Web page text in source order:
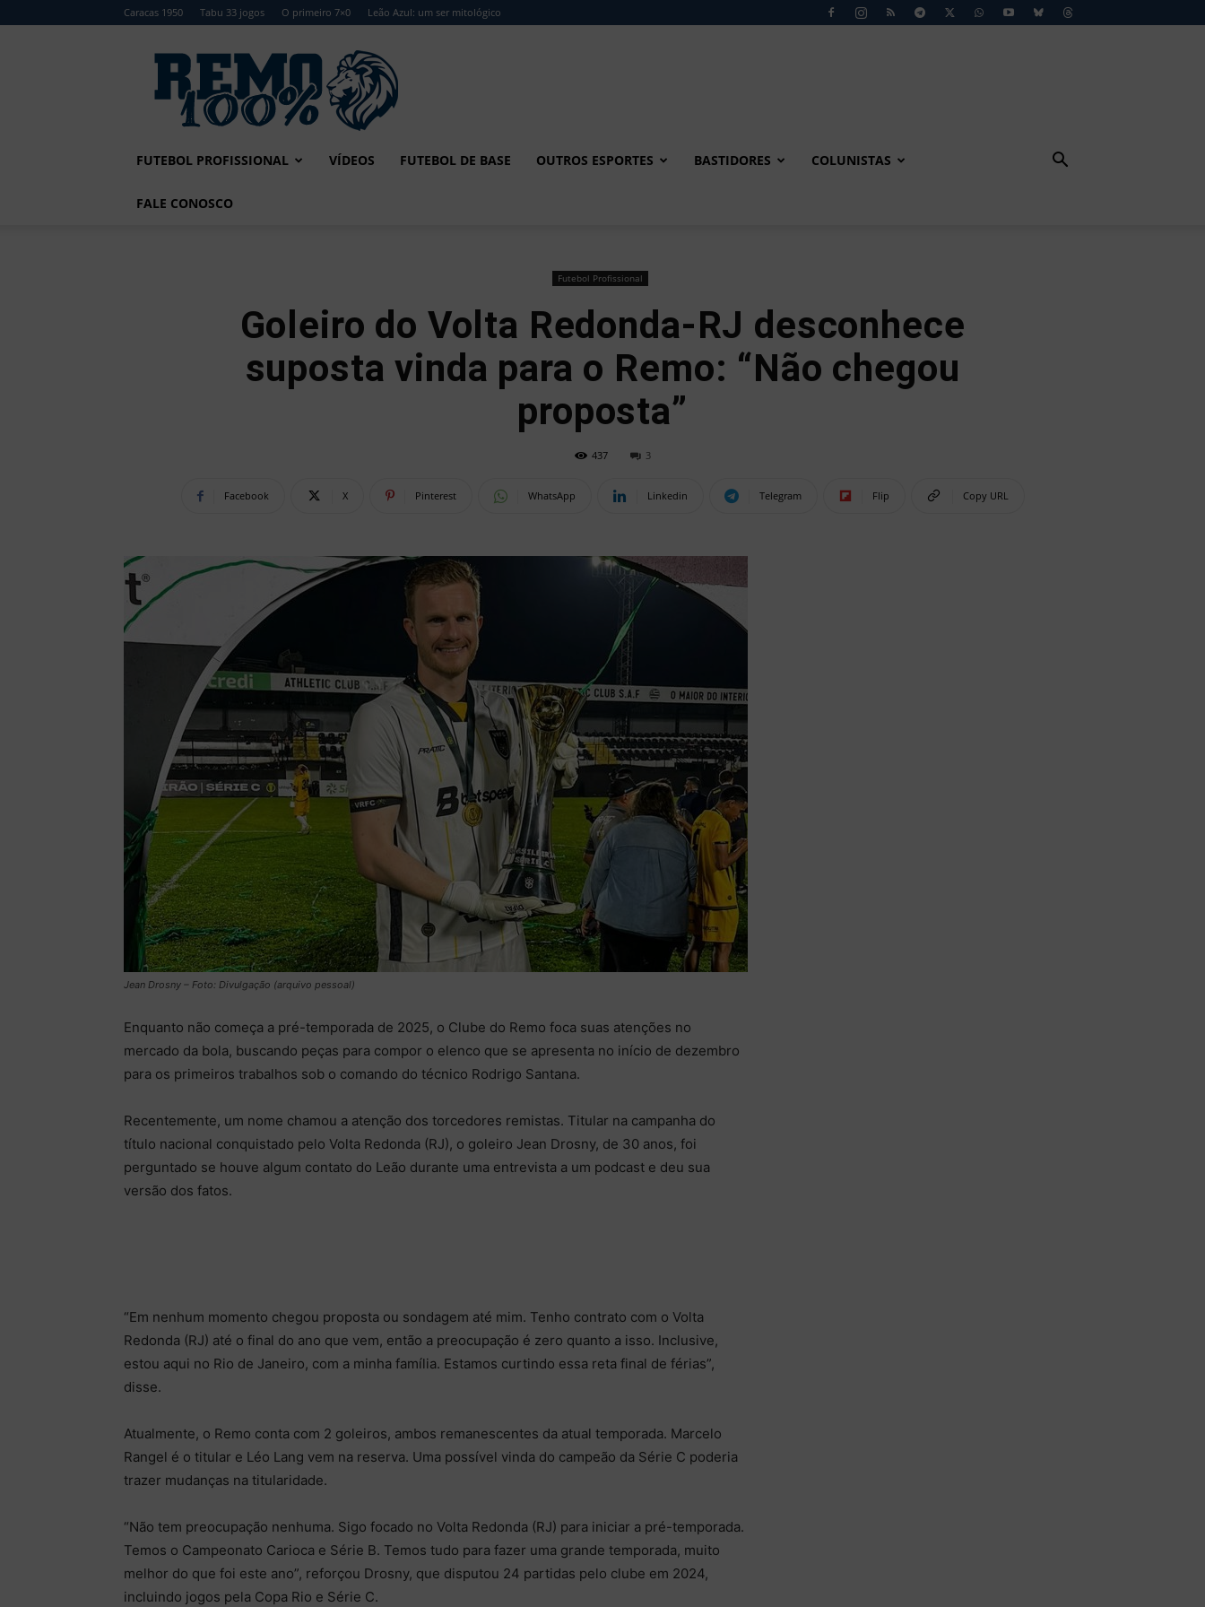
Caracas 1950 Tabu 33 jogos O primeiro 7×0 Leão Azul: um ser mitológico
Remo
FUTEBOL PROFISSIONAL VÍDEOS FUTEBOL DE BASE OUTROS ESPORTES BASTIDORES COLUNISTAS
FALE CONOSCO
Futebol Profissional
Goleiro do Volta Redonda-RJ desconhece
suposta vinda para o Remo: “Não chegou
proposta”
437 3
Facebook X Pinterest WhatsApp Linkedin Telegram Flip Copy URL
Jean Drosny – Foto: Divulgação (arquivo pessoal)
Enquanto não começa a pré-temporada de 2025, o Clube do Remo foca suas atenções no
mercado da bola, buscando peças para compor o elenco que se apresenta no início de dezembro
para os primeiros trabalhos sob o comando do técnico Rodrigo Santana.
Recentemente, um nome chamou a atenção dos torcedores remistas. Titular na campanha do
título nacional conquistado pelo Volta Redonda (RJ), o goleiro Jean Drosny, de 30 anos, foi
perguntado se houve algum contato do Leão durante uma entrevista a um podcast e deu sua
versão dos fatos.
“Em nenhum momento chegou proposta ou sondagem até mim. Tenho contrato com o Volta
Redonda (RJ) até o final do ano que vem, então a preocupação é zero quanto a isso. Inclusive,
estou aqui no Rio de Janeiro, com a minha família. Estamos curtindo essa reta final de férias”,
disse.
Atualmente, o Remo conta com 2 goleiros, ambos remanescentes da atual temporada. Marcelo
Rangel é o titular e Léo Lang vem na reserva. Uma possível vinda do campeão da Série C poderia
trazer mudanças na titularidade.
“Não tem preocupação nenhuma. Sigo focado no Volta Redonda (RJ) para iniciar a pré-temporada.
Temos o Campeonato Carioca e Série B. Temos tudo para fazer uma grande temporada, muito
melhor do que foi este ano”, reforçou Drosny, que disputou 24 partidas pelo clube em 2024,
incluindo jogos pela Copa Rio e Série C.